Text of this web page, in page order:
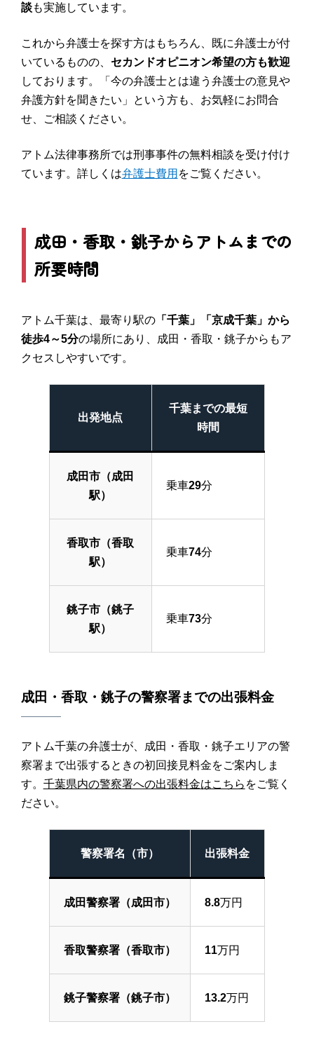
談も実施しています。
これから弁護士を探す方はもちろん、既に弁護士が付
いているものの、 セカンドオピニオン希望の方も歓迎
しております。「今の弁護士とは違う弁護士の意見や
弁護方針を聞きたい」という方も、お気軽にお問合
せ、ご相談ください。
アトム法律事務所では刑事事件の無料相談を受け付け
ています。詳しくは弁護士費用 をご覧ください。
成田・香取・銚子からアトムまでの
所要時間
アトム千葉は、最寄り駅の「千葉」「京成千葉」から
徒歩4～5分の場所にあり、成田・香取・銚子からもア
クセスしやすいです。
出発地点
千葉までの最短
時間
成田市（成田
駅）
乗車29分
香取市（香取
駅）
乗車74分
銚子市（銚子
駅）
乗車73分
成田・香取・銚子の警察署までの出張料金
アトム千葉の弁護士が、成田・香取・銚子エリアの警
察署まで出張するときの初回接見料金をご案内しま
す。 千葉県内の警察署への出張料金はこちら をご覧く
ださい。
警察署名（市） 出張料金
成田警察署（成田市） 8.8万円
香取警察署（香取市） 11万円
銚子警察署（銚子市） 13.2万円